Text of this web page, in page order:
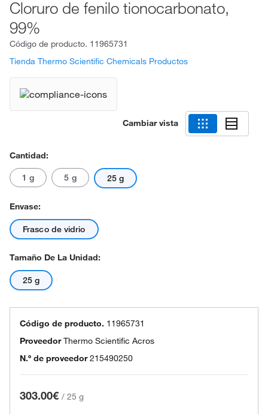
Cloruro de fenilo tionocarbonato,
99%
Código de producto. 11965731
Tienda Thermo Scientific Chemicals Productos
Cambiar vista
Cantidad:
1 g 5 g 25 g
Envase:
Frasco de vidrio
Tamaño De La Unidad:
25 g
Código de producto. 11965731
ProveedorThermo Scientific Acros
N.º de proveedor 215490250
303.00€ / 25 g